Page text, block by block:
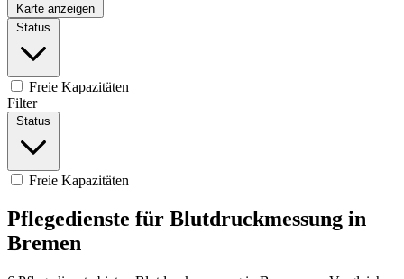
Karte anzeigen
Status
Freie Kapazitäten
Filter
Status
Freie Kapazitäten
Pflegedienste für Blutdruckmessung in
Bremen